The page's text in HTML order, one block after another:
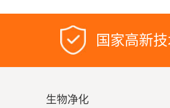
国家高新
生物净化